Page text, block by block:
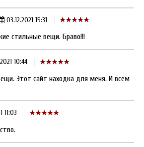
03.12.2021 15:31
стильные вещи. Браво!!!
10:44
Этот сайт находка для меня. И всем
11:03